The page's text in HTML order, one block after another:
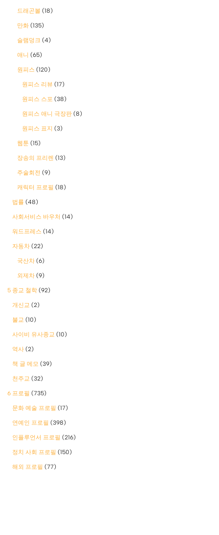
드래곤볼 (18)
만화 (135)
슬램덩크 (4)
애니 (65)
원피스 (120)
원피스 리뷰 (17)
원피스 스포 (38)
원피스 애니 극장판 (8)
원피스 표지 (3)
웹툰 (15)
장송의 프리렌 (13)
주술회전 (9)
캐릭터 프로필 (18)
법률 (48)
사회서비스 바우처 (14)
워드프레스 (14)
자동차 (22)
국산차 (6)
외제차 (9)
5 종교 철학 (92)
개신교 (2)
불교 (10)
사이비 유사종교 (10)
역사 (2)
책 글 메모 (39)
천주교 (32)
6 프로필 (735)
문화 예술 프로필 (17)
연예인 프로필 (398)
인플루언서 프로필 (216)
정치 사회 프로필 (150)
해외 프로필 (77)